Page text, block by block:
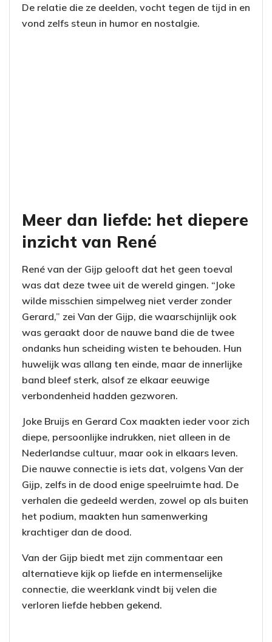
De relatie die ze deelden, vocht tegen de tijd in en
vond zelfs steun in humor en nostalgie.
Meer dan liefde: het diepere
inzicht van René
René van der Gijp gelooft dat het geen toeval
was dat deze twee uit de wereld gingen. “Joke
wilde misschien simpelweg niet verder zonder
Gerard,” zei Van der Gijp, die waarschijnlijk ook
was geraakt door de nauwe band die de twee
ondanks hun scheiding wisten te behouden. Hun
huwelijk was allang ten einde, maar de innerlijke
band bleef sterk, alsof ze elkaar eeuwige
verbondenheid hadden gezworen.
Joke Bruijs en Gerard Cox maakten ieder voor zich
diepe, persoonlijke indrukken, niet alleen in de
Nederlandse cultuur, maar ook in elkaars leven.
Die nauwe connectie is iets dat, volgens Van der
Gijp, zelfs in de dood enige speelruimte had. De
verhalen die gedeeld werden, zowel op als buiten
het podium, maakten hun samenwerking
krachtiger dan de dood.
Van der Gijp biedt met zijn commentaar een
alternatieve kijk op liefde en intermenselijke
connectie, die weerklank vindt bij velen die
verloren liefde hebben gekend.